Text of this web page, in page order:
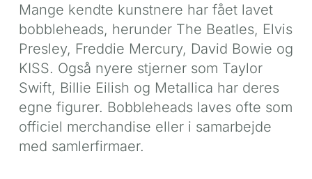
Mange kendte kunstnere har fået lavet
bobbleheads, herunder The Beatles, Elvis
Presley, Freddie Mercury, David Bowie og
KISS. Også nyere stjerner som Taylor
Swift, Billie Eilish og Metallica har deres
egne figurer. Bobbleheads laves ofte som
officiel merchandise eller i samarbejde
med samlerfirmaer.